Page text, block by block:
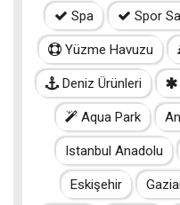
Spa Spor
Yüzme Havuzu
Deniz Ürünleri
Aqua Park
Istanbul Anadolu
Eskişehir